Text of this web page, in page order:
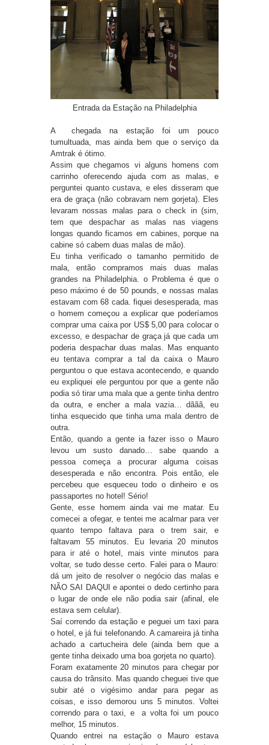
Entrada da Estação na Philadelphia
A chegada na estação foi um pouco
tumultuada, mas ainda bem que o serviço da
Amtrak é ótimo.
Assim que chegamos vi alguns homens com
carrinho oferecendo ajuda com as malas, e
perguntei quanto custava, e eles disseram que
era de graça (não cobravam nem gorjeta). Eles
levaram nossas malas para o check in (sim,
tem que despachar as malas nas viagens
longas quando ficamos em cabines, porque na
cabine só cabem duas malas de mão).
Eu tinha verificado o tamanho permitido de
mala, então compramos mais duas malas
grandes na Philadelphia. o Problema é que o
peso máximo é de 50 pounds, e nossas malas
estavam com 68 cada. fiquei desesperada, mas
o homem começou a explicar que poderíamos
comprar uma caixa por US$ 5,00 para colocar o
excesso, e despachar de graça já que cada um
poderia despachar duas malas. Mas enquanto
eu tentava comprar a tal da caixa o Mauro
perguntou o que estava acontecendo, e quando
eu expliquei ele perguntou por que a gente não
podia só tirar uma mala que a gente tinha dentro
da outra, e encher a mala vazia… dããã, eu
tinha esquecido que tinha uma mala dentro de
outra.
Então, quando a gente ia fazer isso o Mauro
levou um susto danado… sabe quando a
pessoa começa a procurar alguma coisas
desesperada e não encontra. Pois então, ele
percebeu que esqueceu todo o dinheiro e os
passaportes no hotel! Sério!
Gente, esse homem ainda vai me matar. Eu
comecei a ofegar, e tentei me acalmar para ver
quanto tempo faltava para o trem sair, e
faltavam 55 minutos. Eu levaria 20 minutos
para ir até o hotel, mais vinte minutos para
voltar, se tudo desse certo. Falei para o Mauro:
dá um jeito de resolver o negócio das malas e
NÃO SAI DAQUI e apontei o dedo certinho para
o lugar de onde ele não podia sair (afinal, ele
estava sem celular).
Saí correndo da estação e peguei um taxi para
o hotel, e já fui telefonando. A camareira já tinha
achado a cartucheira dele (ainda bem que a
gente tinha deixado uma boa gorjeta no quarto).
Foram exatamente 20 minutos para chegar por
causa do trânsito. Mas quando cheguei tive que
subir até o vigésimo andar para pegar as
coisas, e isso demorou uns 5 minutos. Voltei
correndo para o taxi, e a volta foi um pouco
melhor, 15 minutos.
Quando entrei na estação o Mauro estava